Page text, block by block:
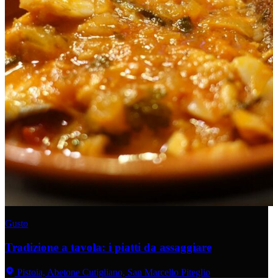
Gusto
Tradizione a tavola: i piatti da assaggiare
Pistoia, Abetone Cutigliano, San Marcello Piteglio